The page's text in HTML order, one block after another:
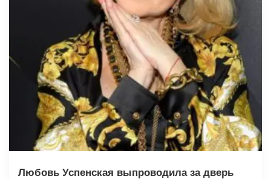
Любовь Успенская выпроводила за дверь